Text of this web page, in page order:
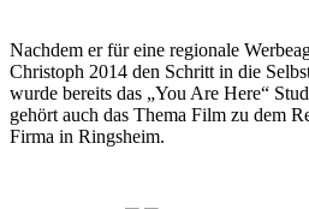
Nachdem er für eine regionale
Christoph 2014 den Schritt in die
wurde bereits das „You Are Here“
gehört auch das Thema Film zu dem
Firma in Ringsheim.